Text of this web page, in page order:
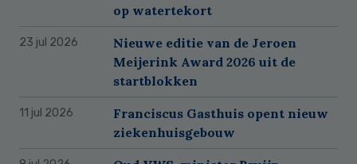
op watertekort
23 jul 2026
Nieuwe editie van de Jeroen
Meijerink Award 2026 uit de
startblokken
11 jul 2026
Franciscus Gasthuis opent nieuw
ziekenhuisgebouw